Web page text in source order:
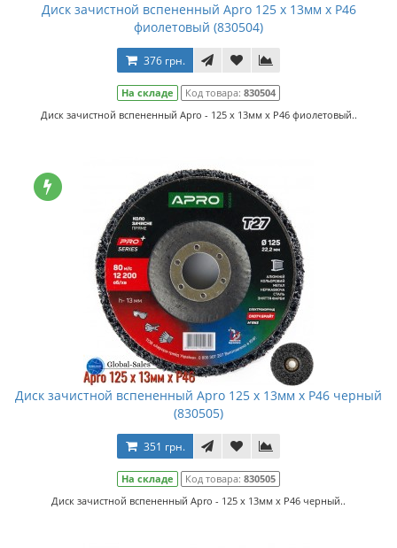
Диск зачистной вспененный Apro 125 x 13мм x P46
фиолетовый (830504)
376 грн.
На складе Код товара: 830504
Диск зачистной вспененный Apro - 125 x 13мм x P46 фиолетовый..
Диск зачистной вспененный Apro 125 x 13мм x P46 черный
(830505)
351 грн.
На складе Код товара: 830505
Диск зачистной вспененный Apro - 125 x 13мм x P46 черный..